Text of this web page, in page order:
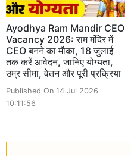
Ayodhya Ram Mandir CEO
Vacancy 2026: राम मंदिर में
CEO बनने का मौका, 18 जुलाई
तक करें आवेदन, जानिए योग्यता,
उम्र सीमा, वेतन और पूरी प्रक्रिया
Published On 14 Jul 2026
10:11:56